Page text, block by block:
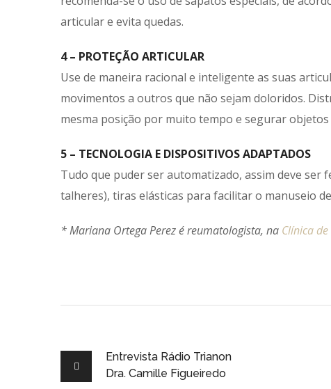
articular e evita quedas.
4 – PROTEÇÃO ARTICULAR
Use de maneira racional e inteligente as suas
movimentos a outros que não sejam doloridos.
mesma posição por muito tempo e segurar
5 – TECNOLOGIA E DISPOSITIVOS ADAPTADOS
Tudo que puder ser automatizado, assim deve ser
talheres), tiras elásticas para facilitar o manuseio
* Mariana Ortega Perez é reumatologista, na Clínica
Entrevista Rádio Trianon
Dra. Camille Figueiredo